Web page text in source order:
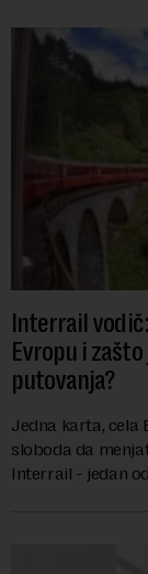
Interrail
Evropu i
putovanja?
Jedna karta, cela
sloboda da
Interrail - jedan